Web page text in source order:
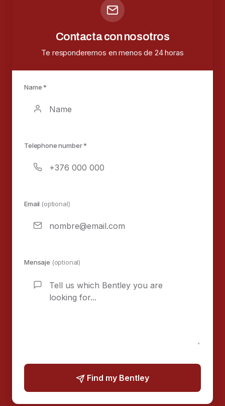
Contacta con nosotros
Te responderemos en menos de 24 horas
Name *
Telephone number *
Email (optional)
Mensaje (optional)
Find my Bentley